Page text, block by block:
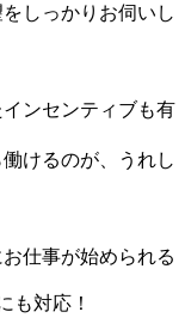
しっかりお伺いし
ンセンティブも有
けるのが、うれし
仕事が始められる
も対応！